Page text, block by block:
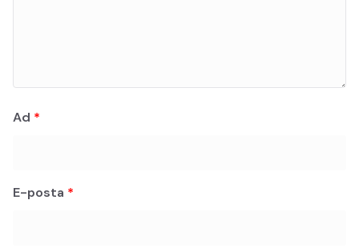
Ad *
E-posta *